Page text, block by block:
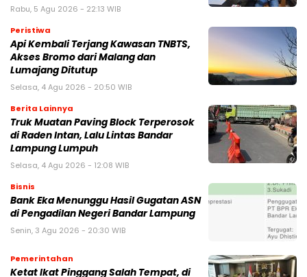
Rabu, 5 Agu 2026 - 22:13 WIB
Peristiwa
Api Kembali Terjang Kawasan TNBTS,
Akses Bromo dari Malang dan
Lumajang Ditutup
Selasa, 4 Agu 2026 - 20:50 WIB
Berita Lainnya
Truk Muatan Paving Block Terperosok
di Raden Intan, Lalu Lintas Bandar
Lampung Lumpuh
Selasa, 4 Agu 2026 - 12:08 WIB
Bisnis
Bank Eka Menunggu Hasil Gugatan ASN
di Pengadilan Negeri Bandar Lampung
Senin, 3 Agu 2026 - 20:30 WIB
Pemerintahan
Ketat Ikat Pinggang Salah Tempat, di